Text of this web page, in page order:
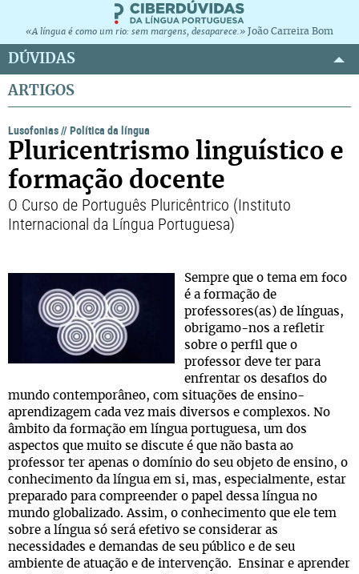
«A língua é como um rio: sem margens, desaparece.» João Carreira Bom
DÚVIDAS
ARTIGOS
Lusofonias//Política da língua
Pluricentrismo linguístico e
formação docente
O Curso de Português Pluricêntrico (Instituto
Internacional da Língua Portuguesa)
Sempre que o tema em foco
é a formação de
professores(as) de línguas,
obrigamo-nos a refletir
sobre o perfil que o
professor deve ter para
enfrentar os desafios do
mundo contemporâneo, com situações de ensino-
aprendizagem cada vez mais diversos e complexos. No
âmbito da formação em língua portuguesa, um dos
aspectos que muito se discute é que não basta ao
professor ter apenas o domínio do seu objeto de ensino, o
conhecimento da língua em si, mas, especialmente, estar
preparado para compreender o papel dessa língua no
mundo globalizado. Assim, o conhecimento que ele tem
sobre a língua só será efetivo se considerar as
necessidades e demandas de seu público e de seu
ambiente de atuação e de intervenção. Ensinar e aprender